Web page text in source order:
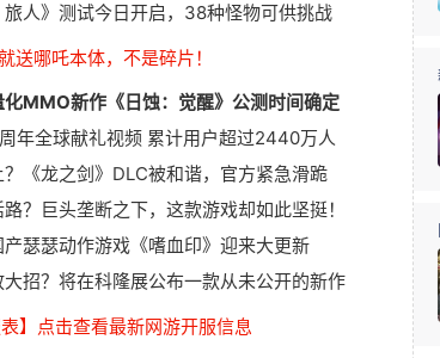
的影游：玩家想
谈恋爱？
17周年庆典
人》测试今日开启，38种怪物可供挑战
送哪吒本体，不是碎片！
MMO新作《日蚀：觉醒》公测时间确定
年全球献礼视频 累计用户超过2440万人
《龙之剑》DLC被和谐，官方紧急滑跪
？巨头垄断之下，这款游戏却如此坚挺！
瑟瑟动作游戏《嗜血印》迎来大更新
大招？将在科隆展公布一款从未公开的新作
表】点击查看最新网游开服信息
《
游
《
绅
《
限
【